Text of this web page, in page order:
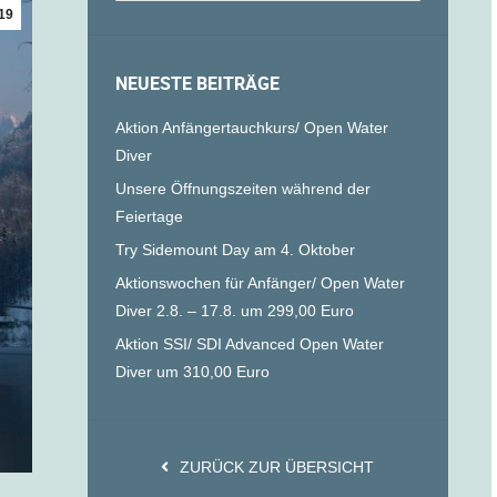
NEUESTE BEITRÄGE
Aktion Anfängertauchkurs/ Open Water
Diver
Unsere Öffnungszeiten während der
Feiertage
Try Sidemount Day am 4. Oktober
Aktionswochen für Anfänger/ Open Water
Diver 2.8. – 17.8. um 299,00 Euro
Aktion SSI/ SDI Advanced Open Water
Diver um 310,00 Euro
ZURÜCK ZUR ÜBERSICHT